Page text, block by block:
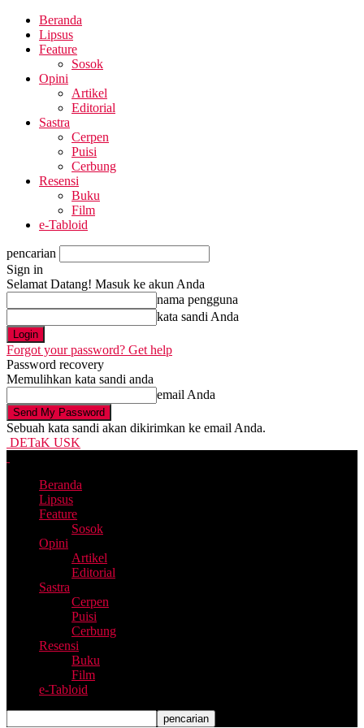
Beranda
Lipsus
Feature
Sosok
Opini
Artikel
Editorial
Sastra
Cerpen
Puisi
Cerbung
Resensi
Buku
Film
e-Tabloid
pencarian
Sign in
Selamat Datang! Masuk ke akun Anda
nama pengguna
kata sandi Anda
Forgot your password? Get help
Password recovery
Memulihkan kata sandi anda
email Anda
Sebuah kata sandi akan dikirimkan ke email Anda.
DETaK USK
Beranda
Lipsus
Feature
Sosok
Opini
Artikel
Editorial
Sastra
Cerpen
Puisi
Cerbung
Resensi
Buku
Film
e-Tabloid